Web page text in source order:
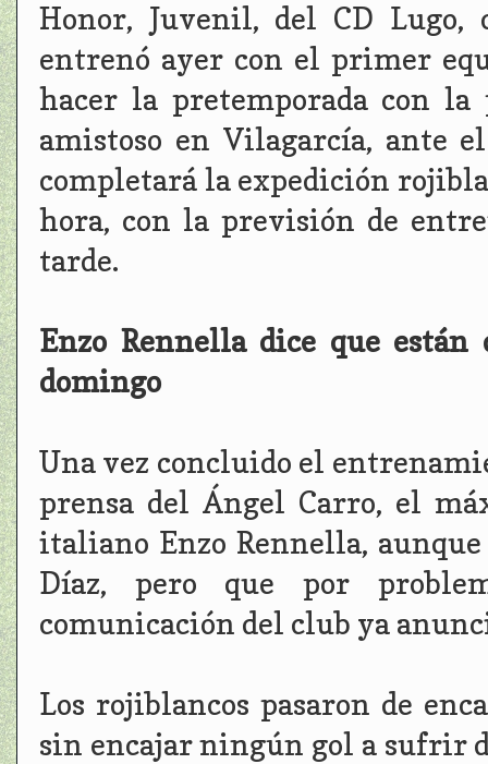
Honor, Juvenil, del CD Lugo,
entrenó ayer con el primer
hacer la pretemporada con
amistoso en Vilagarcía, ante
completará la expedición
hora, con la previsión de
tarde.
Enzo Rennella dice que
domingo
Una vez concluido el
prensa del Ángel Carro, el
italiano Enzo Rennella,
Díaz, pero que por
comunicación del club ya
Los rojiblancos pasaron de
sin encajar ningún gol a sufrir